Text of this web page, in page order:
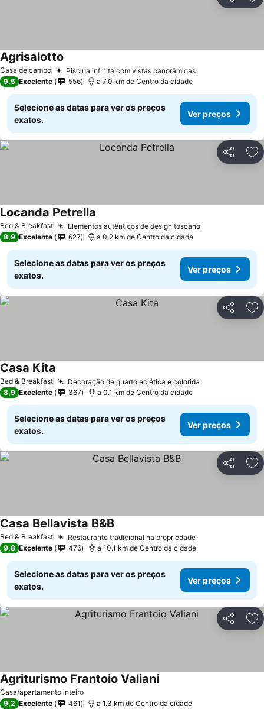
Casa de campo Piscina infinita com vistas panorâmicas
Agrisalotto
9,5 Excelente 556 a 7.0 km de Centro da cidade
Selecione as datas para ver os preços
exatos.
Ver preços
Partilhar
Bed & Breakfast Elementos autênticos de design toscano
Locanda Petrella
8,9 Excelente 627 a 0.2 km de Centro da cidade
Selecione as datas para ver os preços
exatos.
Ver preços
Partilhar
Bed & Breakfast Decoração de quarto eclética e colorida
Casa Kita
8,9 Excelente 367 a 0.1 km de Centro da cidade
Selecione as datas para ver os preços
exatos.
Ver preços
Partilhar
Bed & Breakfast Restaurante tradicional na propriedade
Casa Bellavista B&B
9,8 Excelente 476 a 10.1 km de Centro da cidade
Selecione as datas para ver os preços
exatos.
Ver preços
Partilhar
Casa/apartamento inteiro
Agriturismo Frantoio Valiani
9,2 Excelente 461 a 1.3 km de Centro da cidade